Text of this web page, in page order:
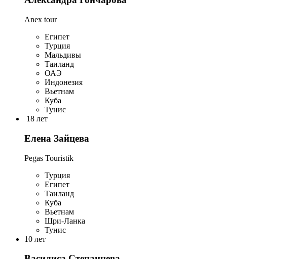
Anex tour
Египет
Турция
Мальдивы
Таиланд
ОАЭ
Индонезия
Вьетнам
Куба
Тунис
18 лет
Елена Зайцева
Pegas Touristik
Турция
Египет
Таиланд
Куба
Вьетнам
Шри-Ланка
Тунис
10 лет